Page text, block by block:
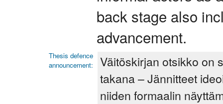
back stage also
advancement.
Thesis defence
announcement:
Väitöskirjan otsikko on
takana – Jännitteet
niiden formaalin